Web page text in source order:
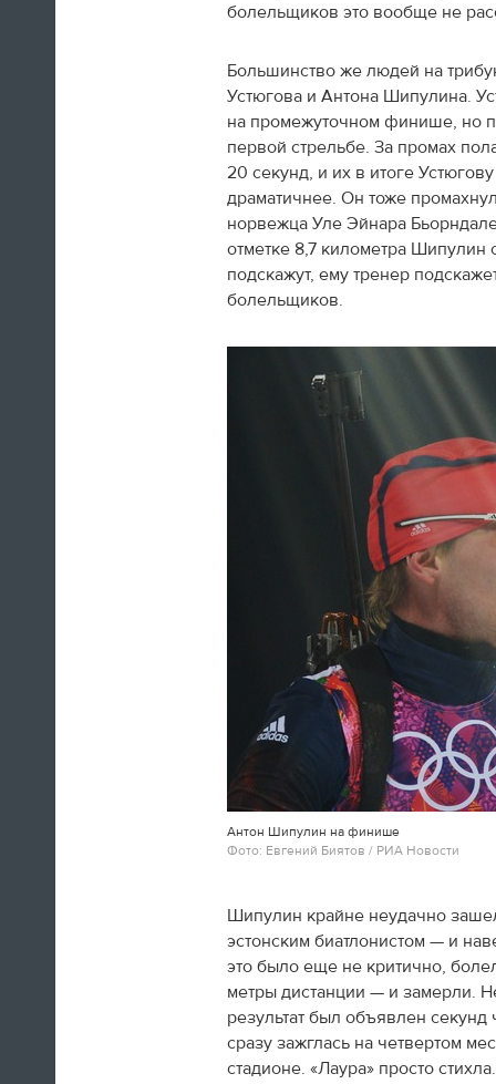
болельщиков это вообще не
Большинство же людей на
Устюгова и Антона Шипулина.
на промежуточном финише, но
первой стрельбе. За промах
20 секунд, и их в итоге
драматичнее. Он тоже
норвежца Уле Эйнара
отметке 8,7 километра Шипулин
подскажут, ему тренер
болельщиков.
Антон Шипулин на финише
Фото: Евгений Биятов / РИА Новости
Шипулин крайне неудачно
эстонским биатлонистом — и
это было еще не критично,
метры дистанции — и замерли.
результат был объявлен
сразу зажглась на четвертом
стадионе. «Лаура» просто